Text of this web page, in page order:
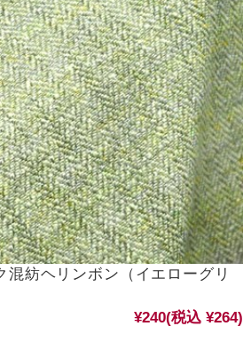
混紡ヘリンボン（イエローグリ
¥240(税込 ¥264)